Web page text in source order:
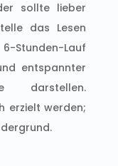
sollte lieber
das Lesen
Stunden-Lauf
entspannter
darstellen.
erzielt werden;